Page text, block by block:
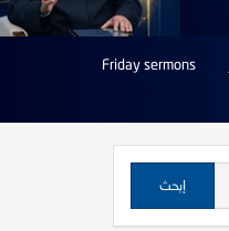
Friday sermons